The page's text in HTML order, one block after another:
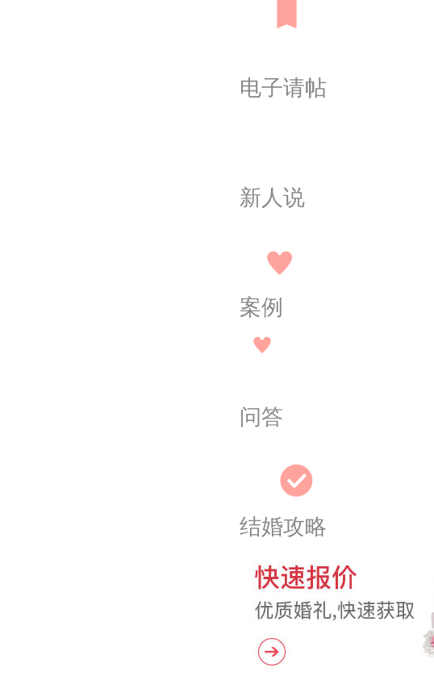
电子请帖
新人说
案例
问答
结婚攻略